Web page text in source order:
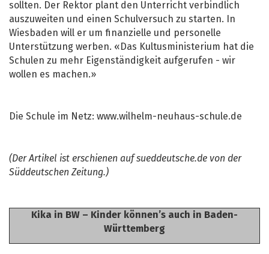
sollten. Der Rektor plant den Unterricht verbindlich
auszuweiten und einen Schulversuch zu starten. In
Wiesbaden will er um finanzielle und personelle
Unterstützung werben. «Das Kultusministerium hat die
Schulen zu mehr Eigenständigkeit aufgerufen - wir
wollen es machen.»
Die Schule im Netz: www.wilhelm-neuhaus-schule.de
(Der Artikel ist erschienen auf sueddeutsche.de von der
Süddeutschen Zeitung.)
Kika in BW – Kinder können’s auch in Baden-
Württemberg